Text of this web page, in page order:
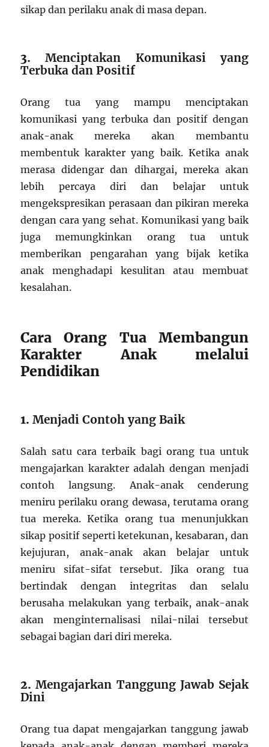
sikap dan perilaku anak di masa depan.
3.Menciptakan Komunikasi yang
Terbuka dan Positif
Orang tua yang mampu menciptakan
komunikasi yang terbuka dan positif dengan
anak-anak mereka akan membantu
membentuk karakter yang baik. Ketika anak
merasa didengar dan dihargai, mereka akan
lebih percaya diri dan belajar untuk
mengekspresikan perasaan dan pikiran mereka
dengan cara yang sehat. Komunikasi yang baik
juga memungkinkan orang tua untuk
memberikan pengarahan yang bijak ketika
anak menghadapi kesulitan atau membuat
kesalahan.
Cara Orang Tua Membangun
Karakter Anak melalui
Pendidikan
1.Menjadi Contoh yang Baik
Salah satu cara terbaik bagi orang tua untuk
mengajarkan karakter adalah dengan menjadi
contoh langsung. Anak-anak cenderung
meniru perilaku orang dewasa, terutama orang
tua mereka. Ketika orang tua menunjukkan
sikap positif seperti ketekunan, kesabaran, dan
kejujuran, anak-anak akan belajar untuk
meniru sifat-sifat tersebut. Jika orang tua
bertindak dengan integritas dan selalu
berusaha melakukan yang terbaik, anak-anak
akan menginternalisasi nilai-nilai tersebut
sebagai bagian dari diri mereka.
2.Mengajarkan Tanggung Jawab Sejak
Dini
Orang tua dapat mengajarkan tanggung jawab